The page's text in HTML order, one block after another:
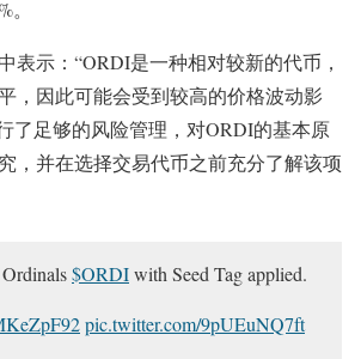
表示：“ORDI是一种相对较新的代币，
，因此可能会受到较高的价格波动影
了足够的风险管理，对ORDI的基本原
，并在选择交易代币之前充分了解该项
$ORDIwith Seed Tag applied.
pic.twitter.com/9pUEuNQ7ft